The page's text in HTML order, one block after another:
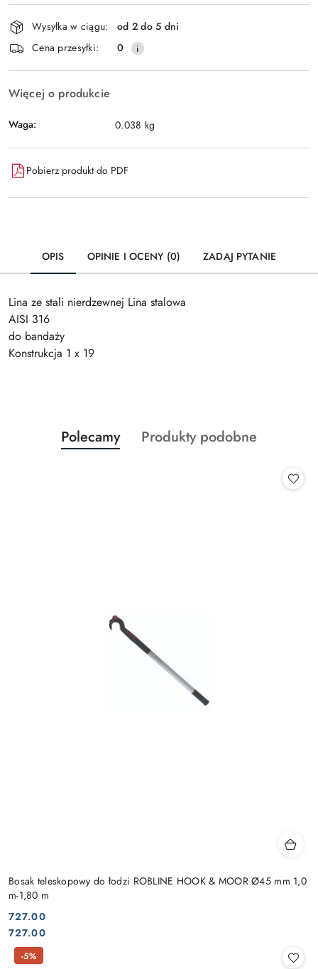
Wyślij
Dostępność
i
dostawa
Wysyłka w ciągu:
od 2 do 5 dni
Cena przesyłki:
0
Więcej o produkcie
Waga: 0.038 kg
Pobierz produkt do PDF
OPIS OPINIE I OCENY (0) ZADAJ PYTANIE
Lina ze stali nierdzewnej Lina stalowa
AISI 316
do bandaży
Konstrukcja 1 x 19
Pomiń karuzelę produktów
Produkty
o
Polecamy
Produkty
Produkty podobne
Bosak teleskopowy do łodzi ROBLINE HOOK & MOOR Ø45 mm 1,0
m-1,80 m
Cena:
727.00
Cena:
727.00
-5%